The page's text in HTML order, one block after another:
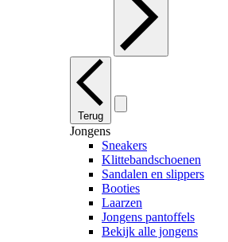
Terug
Jongens
Sneakers
Klittebandschoenen
Sandalen en slippers
Booties
Laarzen
Jongens pantoffels
Bekijk alle jongens